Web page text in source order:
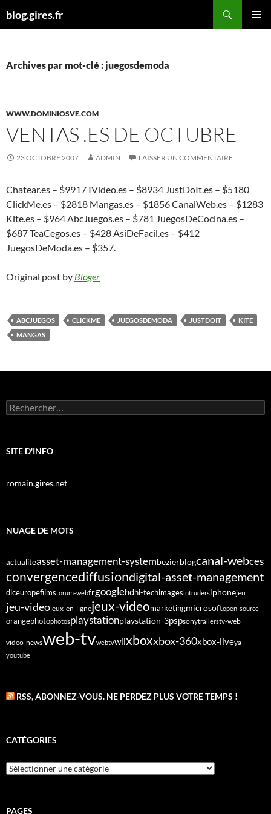
aublog.gires.fr
Archives par mot-clé : juegosdemoda
WWW.DOMINIOSVE.COM
VENTAS .ES DE OCTUBRE
23 OCTOBRE 2007 ADMIN LAISSER UN COMMENTAIRE
Chatear.es – $9917 IVideo.es – $8934 JustDoIt.es – $5180
ClickMe.es – $2818 Mangas.es – $1856 CanalWeb.es – $1283
Kite.es – $964 AbcJuegos.es – $781 JuegosDeCocina.es –
$687 TeaCegos.es – $428 AsiDeFacil.es – $412
JuegosDeModa.es – $357.
Original post by Bloger
ABCJUEGOS CLICKME JUEGOSDEMODA JUSTDOIT
KITE
MANGAS
Rechercher :
SITE D'INFO
romain.gires.net
NUAGE DE MOTS
actualiteasset-management-systembezierblogcanal-webces
convergencediffusiondigital-asset-management
dlceuropefilmsforum-webfrgooglehdhi-techimagesintrudersiphonejeu
jeu-videojeux-en-lignejeux-videomarketingmicrosoftopen-source
orangephotophotosplaystationplaystation-3pspsonytrailerstv-web
video-newsweb-tvwebtvwiixboxxbox-360xbox-liveya
youtube
RSS, ABONNEZ-VOUS. NE PERDEZ PLUS VOTRE TEMPS !
CATÉGORIES
Catégories
PAGES